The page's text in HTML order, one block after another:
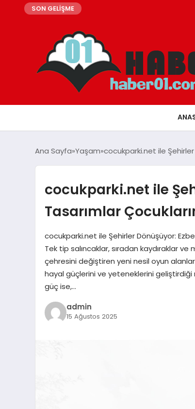
SON GELİŞME
Ana Sayfa Yaşam cocukparki.net ile
cocukparki.net ile
Tasarımlar
cocukparki.net ile Şehirler Dönüşüyor:
Tek tip salıncaklar, sıradan kaydıraklar
çehresini değiştiren yeni nesil oyun
hayal güçlerini ve yeteneklerini
güç ise,…
admin
15 Ağustos 2025